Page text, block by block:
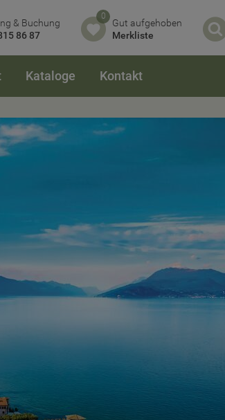
& Buchung
86 87
0
Gut aufgehoben
Merkliste
Kataloge Kontakt